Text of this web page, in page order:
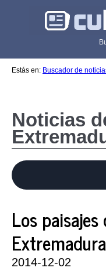
Estás en: Buscador de
Noticias
Los
Extremadura
2014-12-02